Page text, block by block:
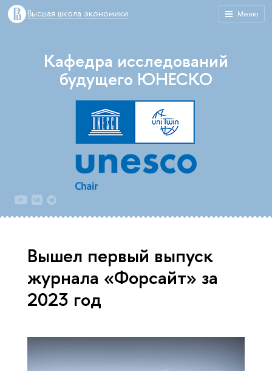
Меню
Высшая школа экономики
Кафедра исследований
будущего ЮНЕСКО
Вышел первый выпуск
журнала «Форсайт» за
2023 год